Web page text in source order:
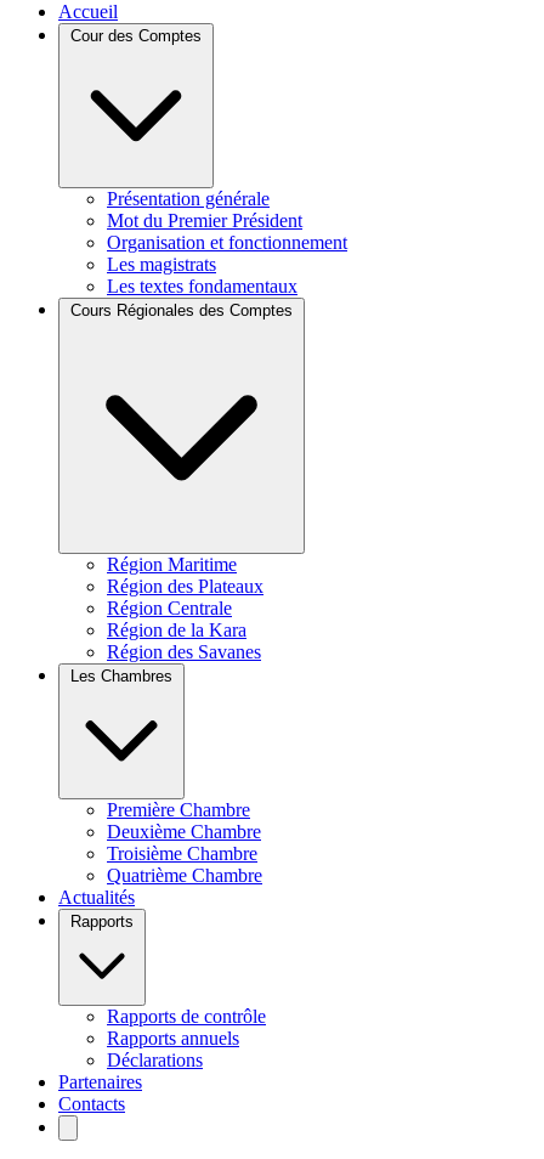
Accueil
Présentation générale
Mot du Premier Président
Organisation et fonctionnement
Les magistrats
Les textes fondamentaux
Région Maritime
Région des Plateaux
Région Centrale
Région de la Kara
Région des Savanes
Première Chambre
Deuxième Chambre
Troisième Chambre
Quatrième Chambre
Actualités
Rapports de contrôle
Rapports annuels
Déclarations
Partenaires
Contacts